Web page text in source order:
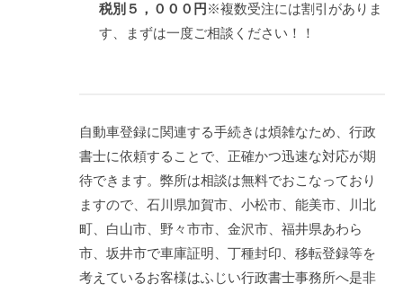
税別５，０００円 ※複数受注には割引がありま
す、まずは一度ご相談ください！！
自動車登録に関連する手続きは煩雑なため、行政
書士に依頼することで、正確かつ迅速な対応が期
待できます。弊所は相談は無料でおこなっており
ますので、石川県加賀市、小松市、能美市、川北
町、白山市、野々市市、金沢市、福井県あわら
市、坂井市で車庫証明、丁種封印、移転登録等を
考えているお客様はふじい行政書士事務所へ是非